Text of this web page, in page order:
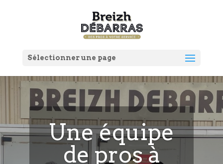
Sélectionner une page
Une équipe
de pros à